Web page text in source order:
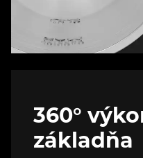
360°
základňa